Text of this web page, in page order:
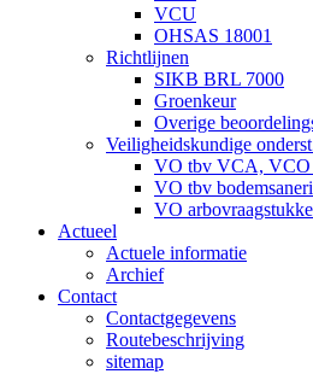
VCU
OHSAS 18001
Richtlijnen
SIKB BRL 7000
Groenkeur
Overige
Veiligheidskundige
VO tbv VCA,
VO tbv
VO
Actueel
Actuele informatie
Archief
Contact
Contactgegevens
Routebeschrijving
sitemap